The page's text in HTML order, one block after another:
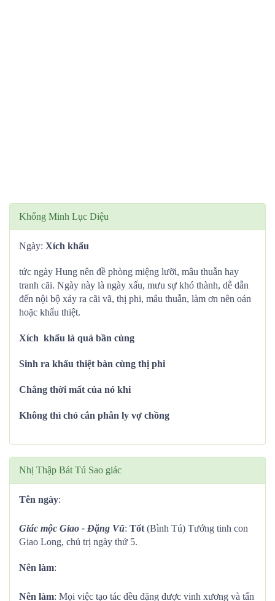
Khổng Minh Lục Diệu
Ngày: Xích khẩu
tức ngày Hung nên đề phòng miệng lưỡi, mâu thuẫn hay
tranh cãi. Ngày này là ngày xấu, mưu sự khó thành, dễ dẫn
đến nội bộ xảy ra cãi vã, thị phi, mâu thuẫn, làm ơn nên oán
hoặc khẩu thiệt.
Xích khẩu là quả bần cùng
Sinh ra khẩu thiệt bàn cùng thị phi
Chẳng thời mất của nó khi
Không thì chó cắn phân ly vợ chồng
Nhị Thập Bát Tú Sao giác
Tên ngày:
Giác mộc Giao - Đặng Vũ: Tốt (Bình Tú) Tướng tinh con
Giao Long, chủ trị ngày thứ 5.
Nên làm:
Nên làm: Mọi việc tạo tác đều đặng được vinh xương và tấn